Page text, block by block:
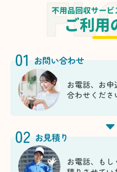
不用品回収サー
ご利用
01 お問い合わせ
お電話、お
合わせくださ
02 お見積り
お電話、も